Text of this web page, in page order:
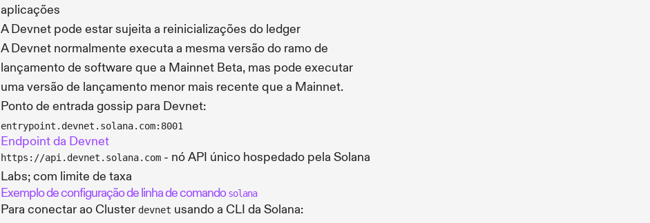
aplicações
A Devnet pode estar sujeita a reinicializações do ledger
A Devnet normalmente executa a mesma versão do ramo de
lançamento de software que a Mainnet Beta, mas pode executar
uma versão de lançamento menor mais recente que a Mainnet.
Ponto de entrada gossip para Devnet:
entrypoint.devnet.solana.com:8001
Endpoint da Devnet
https://api.devnet.solana.com - nó API único hospedado pela Solana
Labs; com limite de taxa
Exemplo de configuração de linha de comandosolana
Para conectar ao Cluster devnet usando a CLI da Solana: